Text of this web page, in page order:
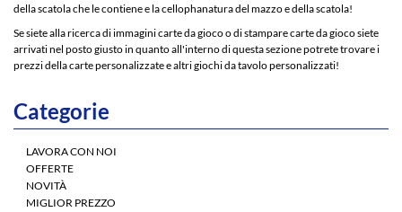
della scatola che le contiene e la cellophanatura del mazzo e della scatola!
Se siete alla ricerca di immagini carte da gioco o di stampare carte da gioco siete
arrivati nel posto giusto in quanto all'interno di questa sezione potrete trovare i
prezzi della carte personalizzate e altri giochi da tavolo personalizzati!
Categorie
LAVORA CON NOI
OFFERTE
NOVITÀ
MIGLIOR PREZZO